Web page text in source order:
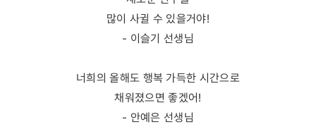
많이 사귈 수 있을거야!
- 이슬기 선생님
너희의 올해도 행복 가득한 시간으로
채워졌으면 좋겠어!
- 안예은 선생님